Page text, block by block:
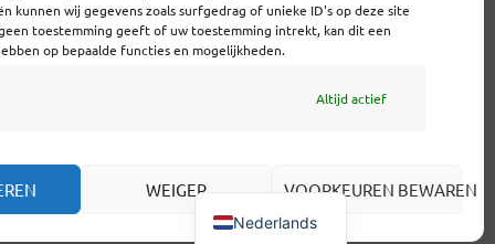
kunnen wij gegevens zoals surfgedrag of unieke ID's op deze site
toestemming geeft of uw toestemming intrekt, kan dit een
op bepaalde functies en mogelijkheden.
Altijd actief
WEIGER VOORKEUREN BEWAREN
Nederlands